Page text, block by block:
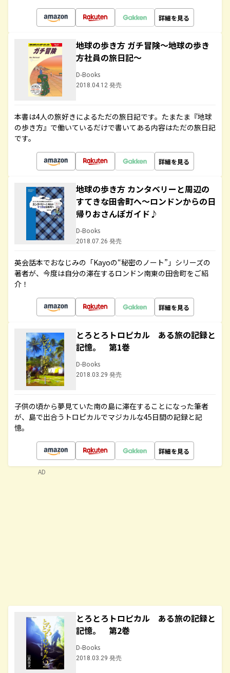
詳細を見る
地球の歩き方 ガチ冒険～地球の歩き
方社員の旅日記～
D-Books
2018.04.12 発売
本書は4人の旅好きによるただの旅日記です。たまたま『地球
の歩き方』で働いているだけで書いてある内容はただの旅日記
です。
詳細を見る
地球の歩き方 カンタベリーと周辺の
すてきな田舎町へ～ロンドンからの日
帰りおさんぽガイド♪
D-Books
2018.07.26 発売
英会話本でおなじみの「Kayoの“秘密のノート”」シリーズの
著者が、今度は自分の滞在するロンドン南東の田舎町をご紹
介！
詳細を見る
とろとろトロピカル ある旅の記録と
記憶。 第1巻
D-Books
2018.03.29 発売
子供の頃から夢見ていた南の島に滞在することになった筆者
が、島で出合うトロピカルでマジカルな45日間の記録と記
憶。
詳細を見る
とろとろトロピカル ある旅の記録と
記憶。 第2巻
D-Books
2018.03.29 発売
AD